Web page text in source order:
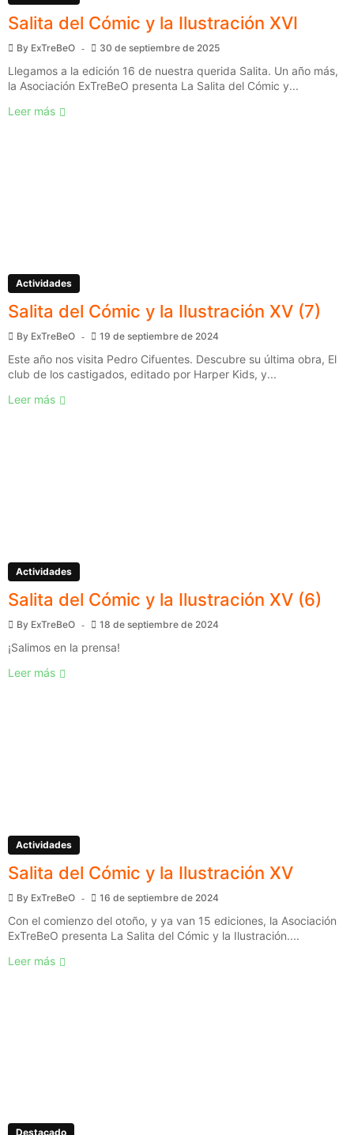
Salita del Cómic y la Ilustración XVI
By ExTreBeO 30 de septiembre de 2025
Llegamos a la edición 16 de nuestra querida Salita. Un año más,
la Asociación ExTreBeO presenta La Salita del Cómic y...
Leer más
Actividades
Salita del Cómic y la Ilustración XV (7)
By ExTreBeO 19 de septiembre de 2024
Este año nos visita Pedro Cifuentes. Descubre su última obra, El
club de los castigados, editado por Harper Kids, y...
Leer más
Actividades
Salita del Cómic y la Ilustración XV (6)
By ExTreBeO 18 de septiembre de 2024
¡Salimos en la prensa!
Leer más
Actividades
Salita del Cómic y la Ilustración XV
By ExTreBeO 16 de septiembre de 2024
Con el comienzo del otoño, y ya van 15 ediciones, la Asociación
ExTreBeO presenta La Salita del Cómic y la Ilustración....
Leer más
Destacado